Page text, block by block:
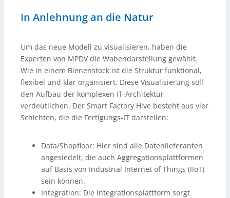
In Anlehnung an die Natur
Um das neue Modell zu visualisieren, haben die
Experten von MPDV die Wabendarstellung gewählt.
Wie in einem Bienenstock ist die Struktur funktional,
flexibel und klar organisiert. Diese Visualisierung soll
den Aufbau der komplexen IT-Architektur
verdeutlichen. Der Smart Factory Hive besteht aus vier
Schichten, die die Fertigungs-IT darstellen:
Data/Shopfloor: Hier sind alle Datenlieferanten
angesiedelt, die auch Aggregationsplattformen
auf Basis von Industrial Internet of Things (IIoT)
sein können.
Integration: Die Integrationsplattform sorgt